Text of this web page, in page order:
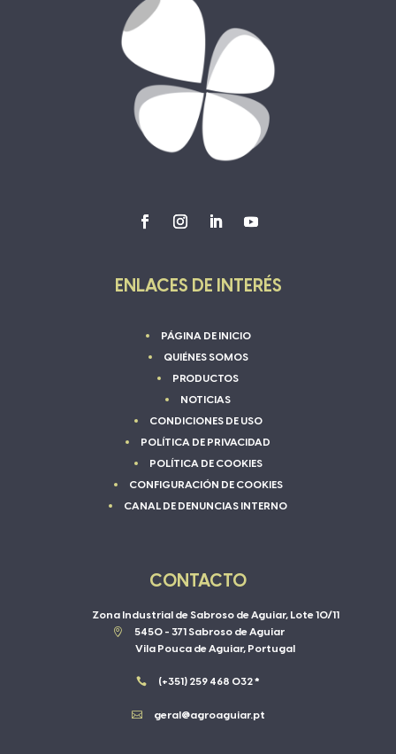
ENLACES DE INTERÉS
PÁGINA DE INICIO
QUIÉNES SOMOS
PRODUCTOS
NOTICIAS
CONDICIONES DE USO
POLÍTICA DE PRIVACIDAD
POLÍTICA DE COOKIES
CONFIGURACIÓN DE COOKIES
CANAL DE DENUNCIAS INTERNO
CONTACTO
Zona Industrial de Sabroso de Aguiar, Lote 10/11

5450 - 371 Sabroso de Aguiar
Vila Pouca de Aguiar, Portugal
 (+351) 259 468 032 *
 geral@agroaguiar.pt